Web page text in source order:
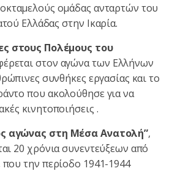
ομάδας ανταρτών του
Ελλάδας στην Ικαρία.
στους Πολέμους του
στον αγώνα των Ελλήνων
συνθήκες εργασίας και το
που ακολούθησε για να
κινητοποιήσεις .
αγώνας στη Μέσα Ανατολή”,
20 χρόνια συνεντεύξεων από
που την περίοδο 1941-1944